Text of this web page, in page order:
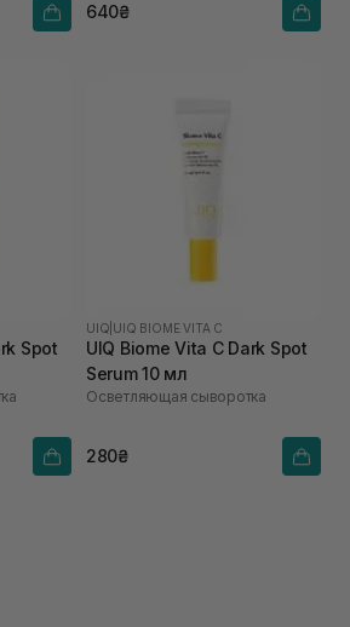
640₴
Spot
UIQ UIQ BIOME VITA C
UIQ Biome Vita C Dark Spot
Serum 10 мл
Осветляющая сыворотка
280₴